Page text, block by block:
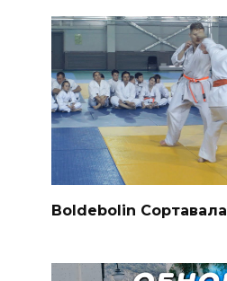
Boldebolin Сортавала